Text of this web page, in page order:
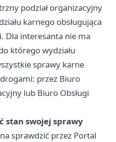
podział organizacyjny
karnego obsługująca
Dla interesanta nie ma
którego wydziału
sprawy karne
przez Biuro
lub Biuro Obsługi
stan swojej sprawy
sprawdzić przez Portal